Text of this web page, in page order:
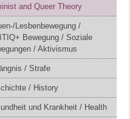
and Queer Theory
Lesbenbewegung /
Bewegung / Soziale
/ Aktivismus
/ Strafe
/ History
und Krankheit / Health